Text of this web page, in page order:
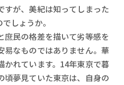
すが、美紀は知ってしまった
しょうか。
民の格差を描いて劣等感を
易なものではありません。華
かれています。14年東京で暮
頃夢見ていた東京は、自身の